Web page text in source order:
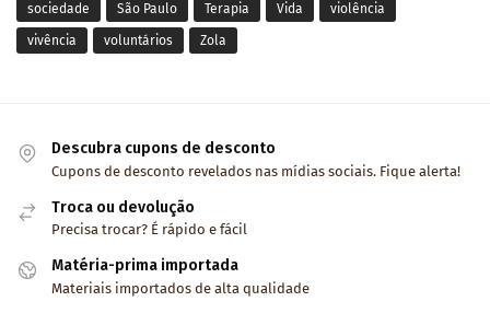
sociedade São Paulo Terapia Vida violência
vivência voluntários Zola
Descubra cupons de desconto
Cupons de desconto revelados nas mídias sociais. Fique alerta!
Troca ou devolução
Precisa trocar? É rápido e fácil
Matéria-prima importada
Materiais importados de alta qualidade